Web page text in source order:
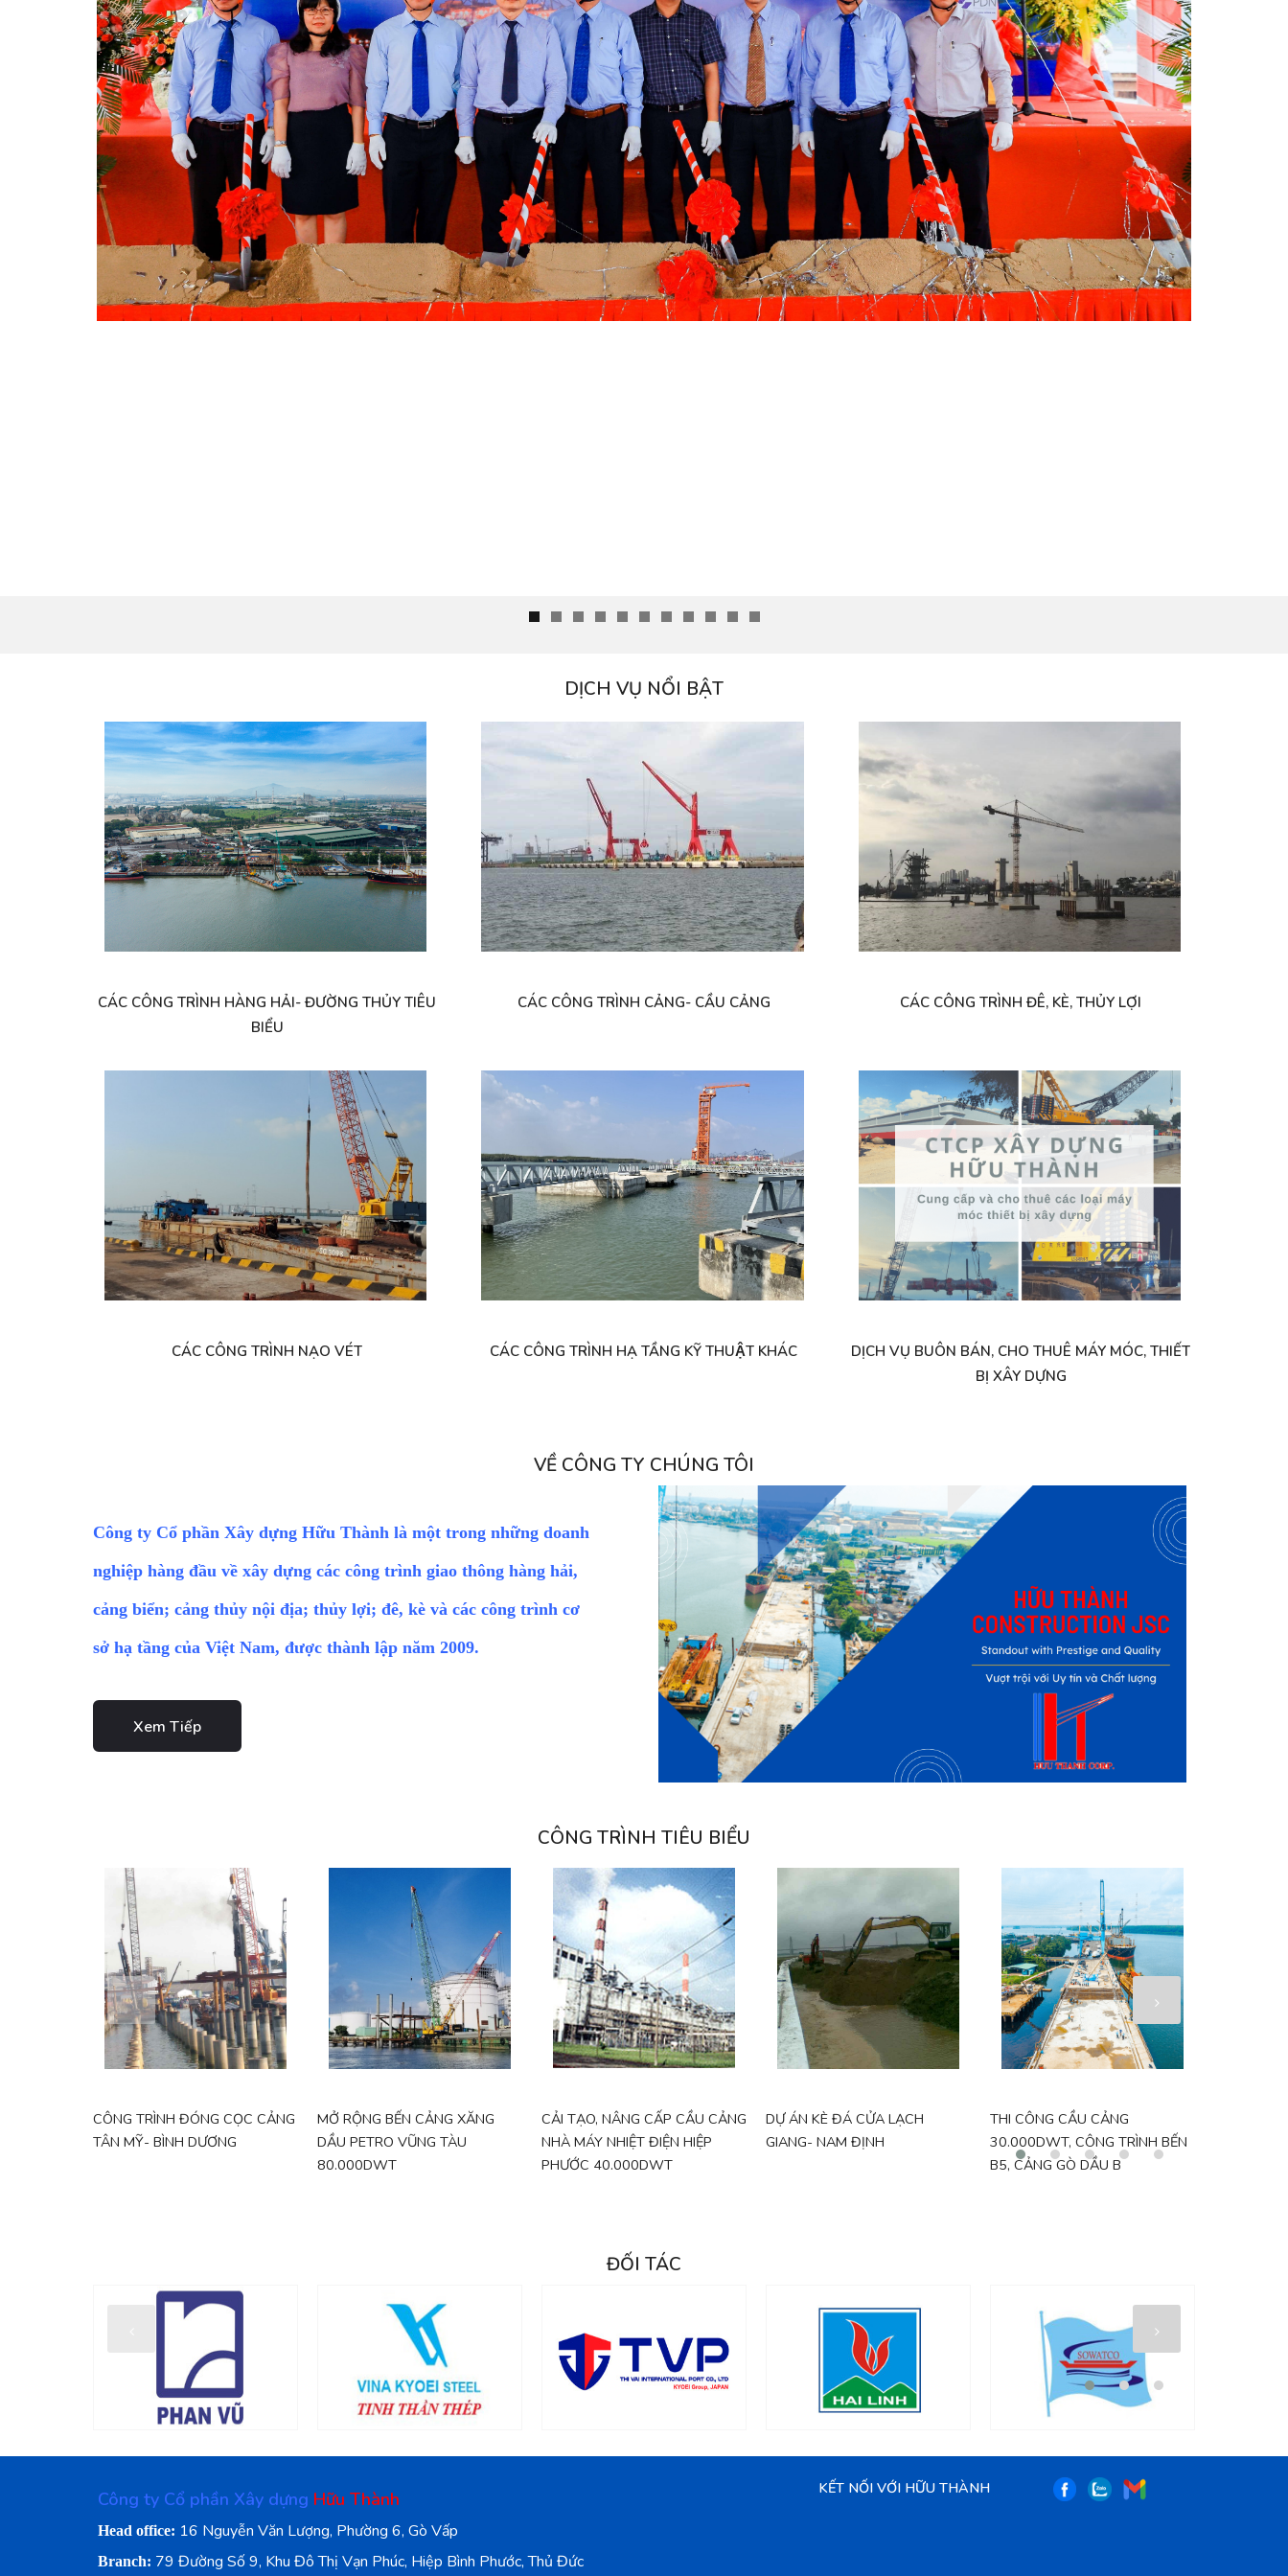
DỊCH VỤ NỔI BẬT
CÁC CÔNG TRÌNH HÀNG HẢI- ĐƯỜNG THỦY TIÊU
BIỂU
CÁC CÔNG TRÌNH CẢNG- CẦU CẢNG CÁC CÔNG TRÌNH ĐÊ, KÈ, THỦY LỢI
CÁC CÔNG TRÌNH NẠO VÉT CÁC CÔNG TRÌNH HẠ TẦNG KỸ THUẬT KHÁC
DỊCH VỤ BUÔN BÁN, CHO THUÊ MÁY MÓC, THIẾT
BỊ XÂY DỰNG
VỀ CÔNG TY CHÚNG TÔI
Công ty Cổ phần Xây dựng Hữu Thành là một trong những doanh
nghiệp hàng đầu về xây dựng các công trình giao thông hàng hải,
cảng biển; cảng thủy nội địa; thủy lợi; đê, kè và các công trình cơ
sở hạ tầng của Việt Nam, được thành lập năm 2009.
Xem Tiếp
CÔNG TRÌNH TIÊU BIỂU
CÔNG TRÌNH ĐÓNG CỌC CẢNG
TÂN MỸ- BÌNH DƯƠNG
MỞ RỘNG BẾN CẢNG XĂNG
DẦU PETRO VŨNG TÀU
80.000DWT
CẢI TẠO, NÂNG CẤP CẦU CẢNG
NHÀ MÁY NHIỆT ĐIỆN HIỆP
PHƯỚC 40.000DWT
DỰ ÁN KÈ ĐÁ CỬA LẠCH
GIANG- NAM ĐỊNH
THI CÔNG CẦU CẢNG
30.000DWT, CÔNG TRÌNH BẾN
B5, CẢNG GÒ DẦU B
ĐỐI TÁC
Công ty Cổ phần Xây dựng Hữu Thành
Head office: 16 Nguyễn Văn Lượng, Phường 6, Gò Vấp
Branch: 79 Đường Số 9, Khu Đô Thị Vạn Phúc, Hiệp Bình Phước, Thủ Đức
KẾT NỐI VỚI HỮU THÀNH